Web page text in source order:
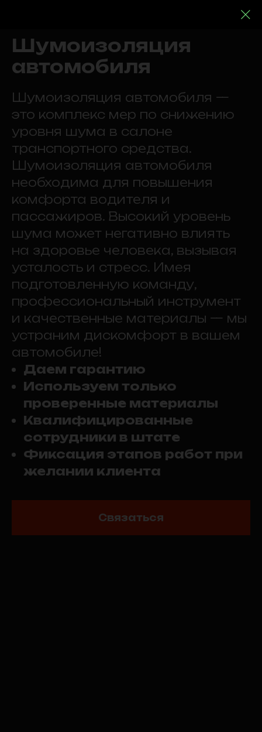
Шумоизоляция
автомобиля
Шумоизоляция автомобиля —
это комплекс мер по снижению
уровня шума в салоне
транспортного средства.
Шумоизоляция автомобиля
необходима для повышения
комфорта водителя и
пассажиров. Высокий уровень
шума может негативно влиять
на здоровье человека, вызывая
усталость и стресс. Имея
подготовленную команду,
профессиональный инструмент
и качественные материалы — мы
устраним дискомфорт в вашем
автомобиле!
Даем гарантию
Используем только
проверенные материалы
Квалифицированные
сотрудники в штате
Фиксация этапов работ при
желании клиента
Связаться